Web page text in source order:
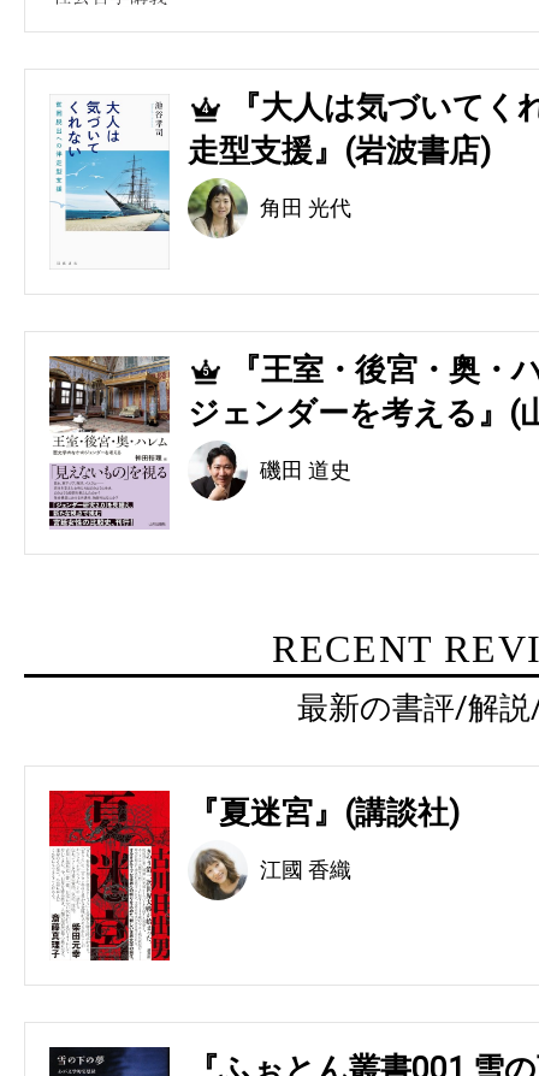
4
『大人は気づいてく
走型支援』(岩波書店)
角田 光代
5
『王室・後宮・奥・
ジェンダーを考える』(
磯田 道史
RECENT
最新の書評/解
『夏迷宮』(講談社)
江國 香織
『ふぉとん叢書001 雪